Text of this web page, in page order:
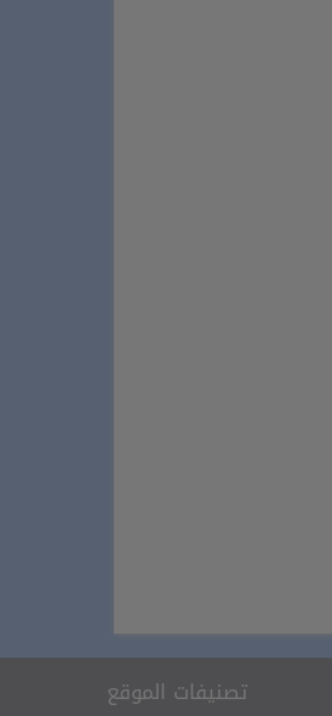
تصنيفات الموقع